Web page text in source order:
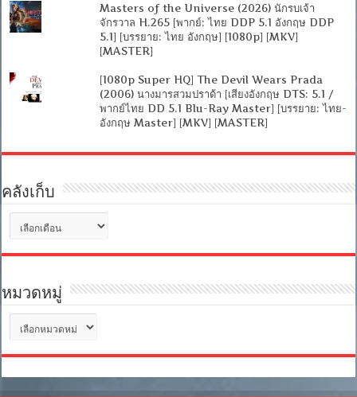
Masters of the Universe (2026) นักรบเจ้า
จักรวาล H.265 [พากย์: ไทย DDP 5.1 อังกฤษ DDP
5.1] [บรรยาย: ไทย อังกฤษ] [1080p] [MKV]
[MASTER]
[1080p Super HQ] The Devil Wears Prada
(2006) นางมารสวมปราด้า [เสียงอังกฤษ DTS: 5.1 /
พากย์ไทย DD 5.1 Blu-Ray Master] [บรรยาย: ไทย-
อังกฤษ Master] [MKV] [MASTER]
คลังเก็บ
เก็บ
หมวดหมู่
หมู่